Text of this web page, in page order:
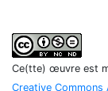
Ce(tte) œuvre est
Creative